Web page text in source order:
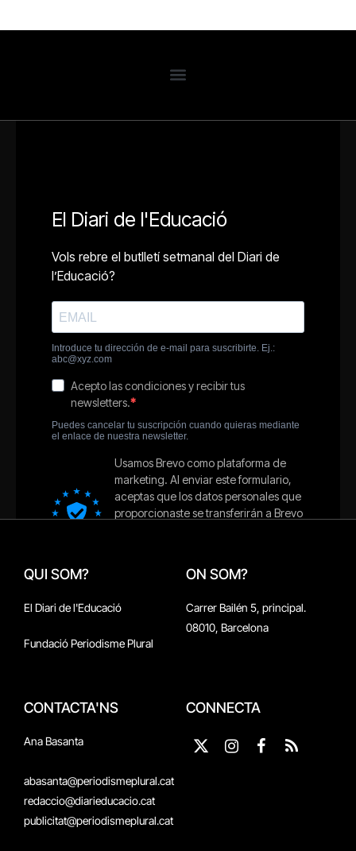
QUI SOM?
El Diari de l'Educació
Fundació Periodisme Plural
ON SOM?
Carrer Bailén 5, principal.
08010, Barcelona
CONTACTA'NS
Ana Basanta
abasanta@periodismeplural.cat
redaccio@diarieducacio.cat
publicitat@periodismeplural.cat
CONNECTA
X
InstagramFacebook
RSS